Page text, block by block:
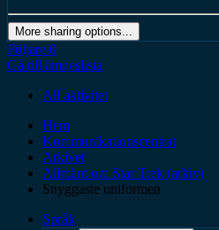
More sharing options...
Följare 0
Gå till ämneslista
All aktivitet
Hem
Kommunikationscentrat
Arkivet
Allmänt om Star Trek (arkiv)
Snyggaste uniformen
Språk